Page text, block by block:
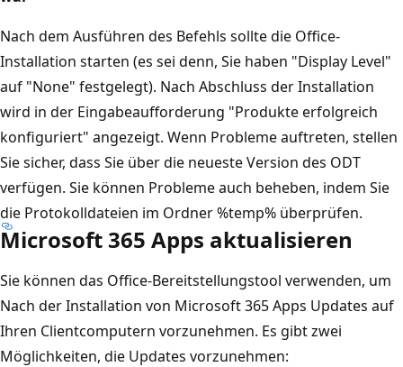
Nach dem Ausführen des Befehls sollte die Office-
Installation starten (es sei denn, Sie haben "Display Level"
auf "None" festgelegt). Nach Abschluss der Installation
wird in der Eingabeaufforderung "Produkte erfolgreich
konfiguriert" angezeigt. Wenn Probleme auftreten, stellen
Sie sicher, dass Sie über die neueste Version des ODT
verfügen. Sie können Probleme auch beheben, indem Sie
die Protokolldateien im Ordner %temp% überprüfen.
Microsoft 365 Apps aktualisieren
Sie können das Office-Bereitstellungstool verwenden, um
Nach der Installation von Microsoft 365 Apps Updates auf
Ihren Clientcomputern vorzunehmen. Es gibt zwei
Möglichkeiten, die Updates vorzunehmen: